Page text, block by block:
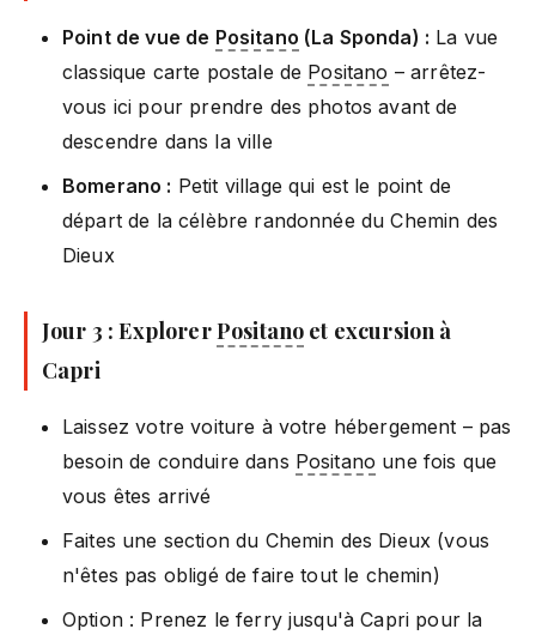
Point de vue de Positano (La Sponda) : La vue
classique carte postale de Positano – arrêtez-
vous ici pour prendre des photos avant de
descendre dans la ville
Bomerano : Petit village qui est le point de
départ de la célèbre randonnée du Chemin des
Dieux
Jour 3 : ExplorerPositano et excursion à
Capri
Laissez votre voiture à votre hébergement – pas
besoin de conduire dans Positano une fois que
vous êtes arrivé
Faites une section du Chemin des Dieux (vous
n'êtes pas obligé de faire tout le chemin)
Option : Prenez le ferry jusqu'à Capri pour la